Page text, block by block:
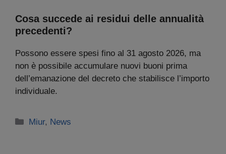
Cosa succede ai residui delle annualità
precedenti?
Possono essere spesi fino al 31 agosto 2026, ma
non è possibile accumulare nuovi buoni prima
dell’emanazione del decreto che stabilisce l’importo
individuale.
Categorie
Miur, News